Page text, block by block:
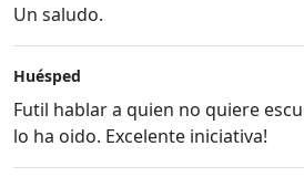
Un saludo.
Huésped
Futil hablar a quien no quiere
lo ha oido. Excelente iniciativa!